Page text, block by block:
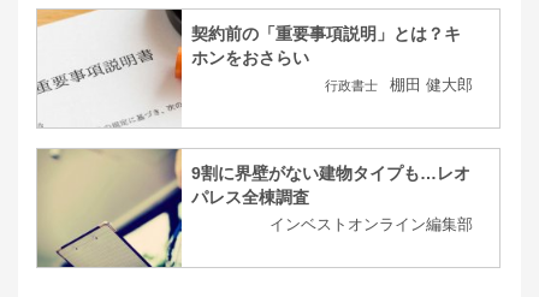
契約前の「重要事項説明」とは？キ
ホンをおさらい
行政書士 棚田 健大郎
9割に界壁がない建物タイプも…レオ
パレス全棟調査
インベストオンライン編集部